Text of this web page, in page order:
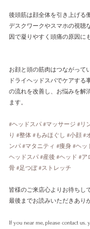
後頭筋は顔全体を引き上げる
デスクワークやスマホの視聴
因で凝りやすく頭痛の原因に
お顔と頭の筋肉はつながって
ドライヘッドスパでケアする
の流れを改善し、お悩みを解
ます。
#ヘッドスパ #マッサージ #リ
り #整体 #もみほぐし #小顔 #
ンパ #マタニティ #痩身 #ヘッ
ヘッドスパ #産後 #ヘッド #ア
骨 #足つぼ #ストレッチ
皆様のご来店心よりお待ちし
最後までお読みいただきあり
If you near me, please contact us.